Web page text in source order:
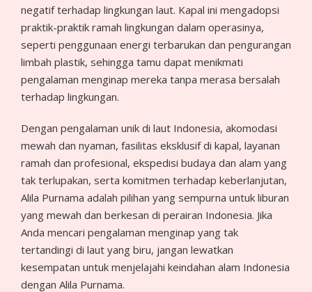
negatif terhadap lingkungan laut. Kapal ini mengadopsi
praktik-praktik ramah lingkungan dalam operasinya,
seperti penggunaan energi terbarukan dan pengurangan
limbah plastik, sehingga tamu dapat menikmati
pengalaman menginap mereka tanpa merasa bersalah
terhadap lingkungan.
Dengan pengalaman unik di laut Indonesia, akomodasi
mewah dan nyaman, fasilitas eksklusif di kapal, layanan
ramah dan profesional, ekspedisi budaya dan alam yang
tak terlupakan, serta komitmen terhadap keberlanjutan,
Alila Purnama adalah pilihan yang sempurna untuk liburan
yang mewah dan berkesan di perairan Indonesia. Jika
Anda mencari pengalaman menginap yang tak
tertandingi di laut yang biru, jangan lewatkan
kesempatan untuk menjelajahi keindahan alam Indonesia
dengan Alila Purnama.